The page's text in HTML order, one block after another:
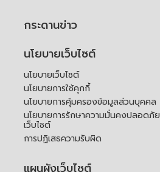
กระดานข่าว
นโยบายเว็บไซต์
นโยบายเว็บไซต์
นโยบายการใช้คุกกี้
นโยบายการคุ้มครองข้อมูลส่วนบุคคล
นโยบายการรักษาความมั่นคงปลอดภัย
เว็บไซต์
การปฏิเสธความรับผิด
แผนผังเว็บไซต์